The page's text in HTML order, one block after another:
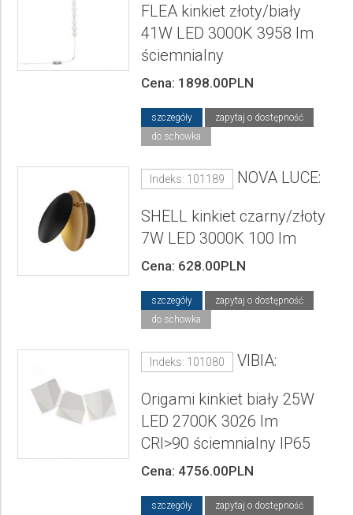
FLEA kinkiet złoty/biały
41W LED 3000K 3958 lm
ściemnialny
Cena: 1898.00PLN
szczegóły
zapytaj o dostępność
do schowka
Indeks: 101189 NOVA LUCE:
SHELL kinkiet czarny/złoty
7W LED 3000K 100 lm
Cena: 628.00PLN
szczegóły
zapytaj o dostępność
do schowka
Indeks: 101080 VIBIA:
Origami kinkiet biały 25W
LED 2700K 3026 lm
CRI>90 ściemnialny IP65
Cena: 4756.00PLN
szczegóły
zapytaj o dostępność